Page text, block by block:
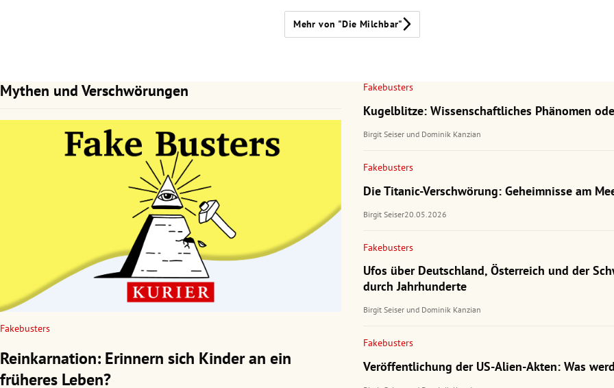
Mehr von "Die Milchbar"
Mythen und Verschwörungen
Fakebusters
Reinkarnation: Erinnern sich Kinder an ein
früheres Leben?
Fakebusters
Kugelblitze: Wissenschaftliches Phänomen
Birgit Seiserund Dominik Kanzian
Fakebusters
Die Titanic-Verschwörung: Geheimnisse am
Birgit Seiser20.05.2026
Fakebusters
Ufos über Deutschland, Österreich und der
durch Jahrhunderte
Birgit Seiserund Dominik Kanzian
Fakebusters
Veröffentlichung der US-Alien-Akten: Was